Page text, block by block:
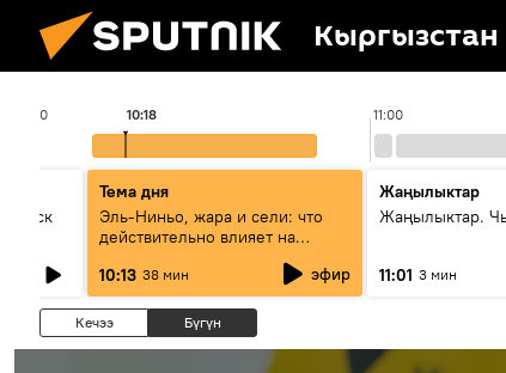
Кыргызстан
10:00 11:00
10:18
Тема дня
Эль-Ниньо, жара и сели: что
действительно влияет на
10:13 38 мин эфир
Жаңылыктар
Жаңылыктар.
11:01 3 мин
Кечээ Бүгүн